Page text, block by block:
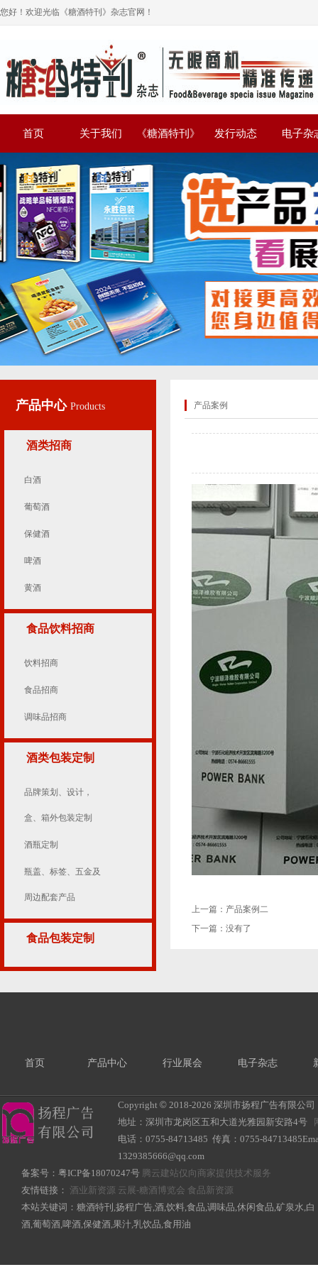
您好！欢迎光临《糖酒特刊》杂志官网！
首页 关于我们 《糖酒特刊》 发行动态 电子杂
产品中心 Products
酒类招商
白酒
葡萄酒
保健酒
啤酒
黄酒
食品饮料招商
饮料招商
食品招商
调味品招商
酒类包装定制
品牌策划、设计，
盒、箱外包装定制
酒瓶定制
瓶盖、标签、五金及
周边配套产品
食品包装定制
产品案例
上一篇： 产品案例二
下一篇： 没有了
首页 产品中心 行业展会 电子杂志
Copyright © 2018-2026 深圳市扬程广告有限公
地址：深圳市龙岗区五和大道光雅园新安路4号
电话：0755-84713485 传真：0755-
1329385666@qq.com
备案号： 粤ICP备18070247号 腾云建站仅向商家提供技术服务
友情链接： 酒业新资源 云展-糖酒博览会 食品新资源
本站关键词：糖酒特刊,扬程广告,酒,饮料,食品,调味品,休闲食品,矿泉水,白
酒,葡萄酒,啤酒,保健酒,果汁,乳饮品,食用油